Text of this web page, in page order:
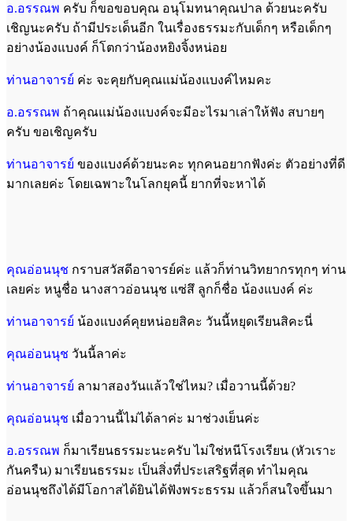
อ.อรรณพ ครับ ก็ขอขอบคุณ อนุโมทนาคุณปาล ด้วยนะครับ
เชิญนะครับ ถ้ามีประเด็นอีก ในเรื่องธรรมะกับเด็กๆ หรือเด็กๆ
อย่างน้องแบงค์ ก็โตกว่าน้องหยิงจิ้งหน่อย
ท่านอาจารย์ ค่ะ จะคุยกับคุณแม่น้องแบงค์ไหมคะ
อ.อรรณพ ถ้าคุณแม่น้องแบงค์จะมีอะไรมาเล่าให้ฟัง สบายๆ
ครับ ขอเชิญครับ
ท่านอาจารย์ ของแบงค์ด้วยนะคะ ทุกคนอยากฟังค่ะ ตัวอย่างที่ดี
มากเลยค่ะ โดยเฉพาะในโลกยุคนี้ ยากที่จะหาได้
คุณอ่อนนุช กราบสวัสดีอาจารย์ค่ะ แล้วก็ท่านวิทยากรทุกๆ ท่าน
เลยค่ะ หนูชื่อ นางสาวอ่อนนุช แซ่สึ ลูกก็ชื่อ น้องแบงค์ ค่ะ
ท่านอาจารย์ น้องแบงค์คุยหน่อยสิคะ วันนี้หยุดเรียนสิคะนี่
คุณอ่อนนุช วันนี้ลาค่ะ
ท่านอาจารย์ ลามาสองวันแล้วใช่ไหม? เมื่อวานนี้ด้วย?
คุณอ่อนนุช เมื่อวานนี้ไม่ได้ลาค่ะ มาช่วงเย็นค่ะ
อ.อรรณพ ก็มาเรียนธรรมะนะครับ ไม่ใช่หนีโรงเรียน (หัวเราะ
กันครืน) มาเรียนธรรมะ เป็นสิ่งที่ประเสริฐที่สุด ทำไมคุณ
อ่อนนุชถึงได้มีโอกาสได้ยินได้ฟังพระธรรม แล้วก็สนใจขึ้นมา